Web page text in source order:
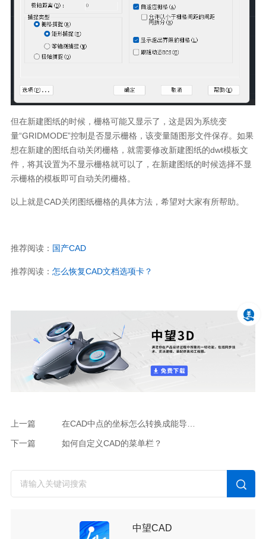
但在新建图纸的时候，栅格可能又显示了，这是因为系统变
量“GRIDMODE”控制是否显示栅格，该变量随图形文件保存。如果
想在新建的图纸自动关闭栅格，就需要修改新建图纸的dwt模板文
件，将其设置为不显示栅格就可以了，在新建图纸的时候选择不显
示栅格的模板即可自动关闭栅格。
以上就是CAD关闭图纸栅格的具体方法，希望对大家有所帮助。
推荐阅读： 国产CAD
推荐阅读： 怎么恢复CAD文档选项卡？
上一篇
下一篇 如何自定义CAD的菜单栏？
中望CAD